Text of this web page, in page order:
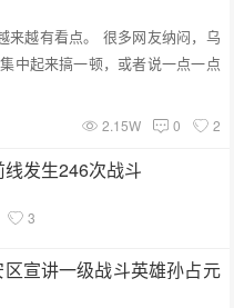
来越有看点。 很多网友纳闷，乌
中起来搞一顿，或者说一点一点
2.15W 0 2
发生246次战斗
3
宣讲一级战斗英雄孙占元